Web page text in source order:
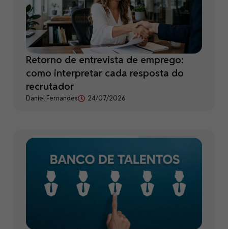
Retorno de entrevista de emprego:
como interpretar cada resposta do
recrutador
Daniel Fernandes 24/07/2026